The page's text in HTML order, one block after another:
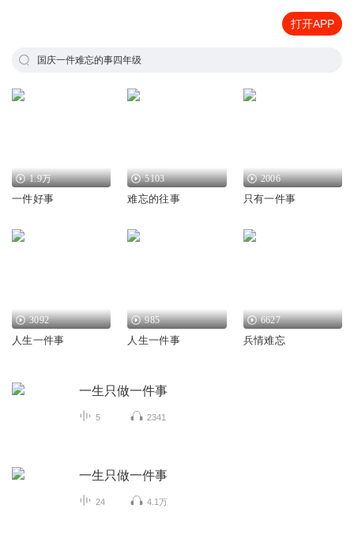
打开APP
国庆一件难忘的事四年级
1.9万
一件好事
5103
难忘的往事
2006
只有一件事
3092
人生一件事
985
人生一件事
6627
兵情难忘
一生只做一件事
5 2341
一生只做一件事
24 4.1万